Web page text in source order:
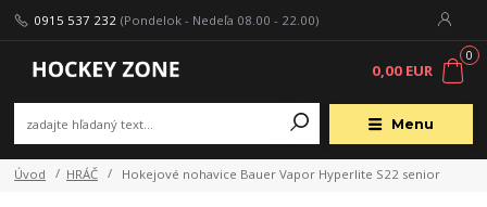
Menu
0915 537 232 (Pondelok - Nedeľa 08.00 - 22.00)
0
0,00 EUR
Úvod HRÁČ Hokejové nohavice Bauer Vapor Hyperlite S22 senior